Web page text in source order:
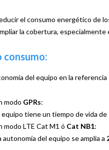
el consumo energético de
la cobertura, especialmente
consumo:
del equipo en la
modo GPRs:
equipo tiene un tiempo de vida de
modo LTE Cat M1 ó Cat NB1:
autonomía del equipo se amplia a